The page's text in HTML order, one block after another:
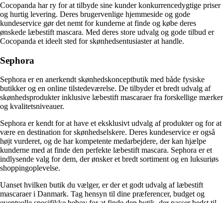
Cocopanda har ry for at tilbyde sine kunder konkurrencedygtige priser
og hurtig levering. Deres brugervenlige hjemmeside og gode
kundeservice gør det nemt for kunderne at finde og købe deres
ønskede læbestift mascara. Med deres store udvalg og gode tilbud er
Cocopanda et ideelt sted for skønhedsentusiaster at handle.
Sephora
Sephora er en anerkendt skønhedskonceptbutik med både fysiske
butikker og en online tilstedeværelse. De tilbyder et bredt udvalg af
skønhedsprodukter inklusive læbestift mascaraer fra forskellige mærker
og kvalitetsniveauer.
Sephora er kendt for at have et eksklusivt udvalg af produkter og for at
være en destination for skønhedselskere. Deres kundeservice er også
højt vurderet, og de har kompetente medarbejdere, der kan hjælpe
kunderne med at finde den perfekte læbestift mascara. Sephora er et
indlysende valg for dem, der ønsker et bredt sortiment og en luksuriøs
shoppingoplevelse.
Uanset hvilken butik du vælger, er der et godt udvalg af læbestift
mascaraer i Danmark. Tag hensyn til dine præferencer, budget og